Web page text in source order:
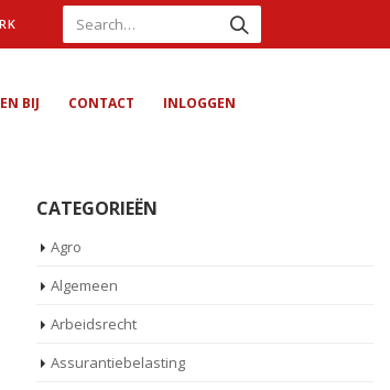
BIJ CONTACT INLOGGEN
CATEGORIEËN
Agro
Algemeen
Arbeidsrecht
Assurantiebelasting